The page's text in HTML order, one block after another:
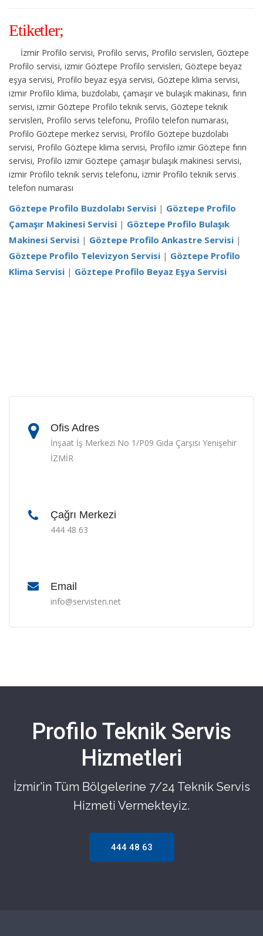
Etiketler;
İzmir Profilo servisi, Profilo servis, Profilo servisleri, Göztepe
Profilo servisi, izmir Göztepe Profilo servisleri, Göztepe beyaz
eşya servisi, Profilo beyaz eşya servisi, Göztepe klima servisi,
izmir Profilo klima, buzdolabı, çamaşır ve bulaşık makinası, fırın
servisi, izmir Göztepe Profilo teknik servis, Göztepe teknik
servisleri, Profilo servis telefonu, Profilo telefon numarası,
Profilo Göztepe merkez servisi, Profilo Göztepe buzdolabı
servisi, Profilo Göztepe klima servisi, Profilo izmir Göztepe fırın
servisi, Profilo izmir Göztepe çamaşır bulaşık makinesi servisi,
izmir Profilo teknik servis telefonu, izmir Profilo teknik servis
telefon numarası
Göztepe Profilo Buzdolabı Servisi | Göztepe Profilo
Çamaşır Makinesi Servisi | Göztepe Profilo Bulaşık
Makinesi Servisi | Göztepe Profilo Ankastre Servisi |
Göztepe Profilo Televizyon Servisi | Göztepe Profilo
Klima Servisi | Göztepe Profilo Beyaz Eşya Servisi
Ofis Adres
İnşaat İş Merkezi No 1/P09 Gıda Çarşısı Yenişehir
İZMİR
Çağrı Merkezi
444 48 63
Email
info@servisten.net
Profilo Teknik Servis
Hizmetleri
İzmir'in Tüm Bölgelerine 7/24 Teknik Servis
Hizmeti Vermekteyiz.
444 48 63